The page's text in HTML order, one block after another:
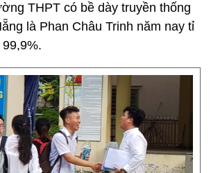
THPT có bề dày truyền thống
là Phan Châu Trinh năm nay tỉ
99,9%.